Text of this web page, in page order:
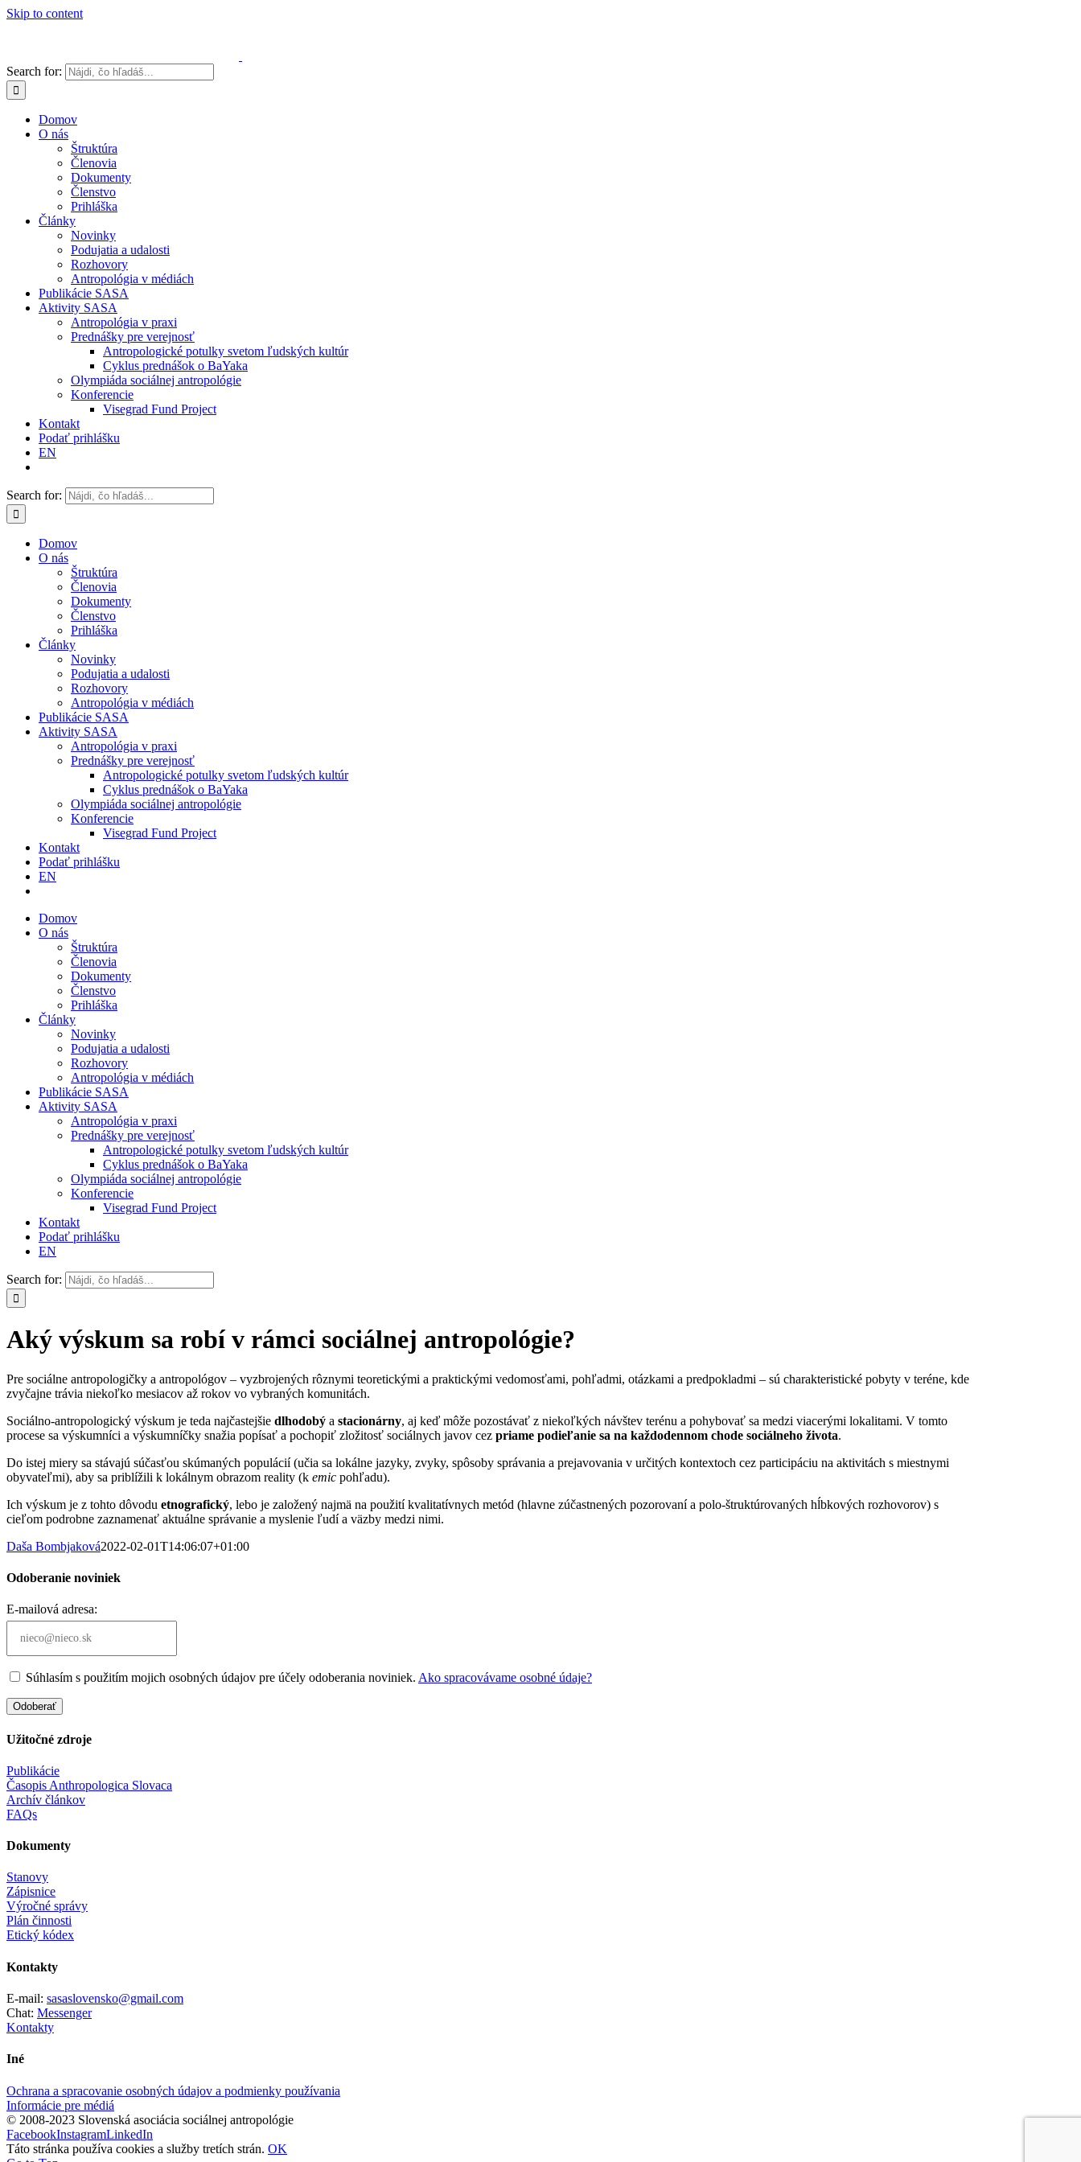
Skip to content
Search for:
Domov
O nás
Štruktúra
Členovia
Dokumenty
Členstvo
Prihláška
Články
Novinky
Podujatia a udalosti
Rozhovory
Antropológia v médiách
Publikácie SASA
Aktivity SASA
Antropológia v praxi
Prednášky pre verejnosť
Antropologické potulky svetom ľudských kultúr
Cyklus prednášok o BaYaka
Olympiáda sociálnej antropológie
Konferencie
Visegrad Fund Project
Kontakt
Podať prihlášku
EN
Search for:
Domov
O nás
Štruktúra
Členovia
Dokumenty
Členstvo
Prihláška
Články
Novinky
Podujatia a udalosti
Rozhovory
Antropológia v médiách
Publikácie SASA
Aktivity SASA
Antropológia v praxi
Prednášky pre verejnosť
Antropologické potulky svetom ľudských kultúr
Cyklus prednášok o BaYaka
Olympiáda sociálnej antropológie
Konferencie
Visegrad Fund Project
Kontakt
Podať prihlášku
EN
Domov
O nás
Štruktúra
Členovia
Dokumenty
Členstvo
Prihláška
Články
Novinky
Podujatia a udalosti
Rozhovory
Antropológia v médiách
Publikácie SASA
Aktivity SASA
Antropológia v praxi
Prednášky pre verejnosť
Antropologické potulky svetom ľudských kultúr
Cyklus prednášok o BaYaka
Olympiáda sociálnej antropológie
Konferencie
Visegrad Fund Project
Kontakt
Podať prihlášku
EN
Search for:
Aký výskum sa robí v rámci sociálnej antropológie?
Pre sociálne antropologičky a antropológov – vyzbrojených rôznymi teoretickými a praktickými vedomosťami, pohľadmi, otázkami a predpokladmi – sú charakteristické pobyty v teréne, kde
zvyčajne trávia niekoľko mesiacov až rokov vo vybraných komunitách.
Sociálno-antropologický výskum je teda najčastejšie dlhodobý a stacionárny, aj keď môže pozostávať z niekoľkých návštev terénu a pohybovať sa medzi viacerými lokalitami. V tomto
procese sa výskumníci a výskumníčky snažia popísať a pochopiť zložitosť sociálnych javov cez priame podieľanie sa na každodennom chode sociálneho života.
Do istej miery sa stávajú súčasťou skúmaných populácií (učia sa lokálne jazyky, zvyky, spôsoby správania a prejavovania v určitých kontextoch cez participáciu na aktivitách s miestnymi
obyvateľmi), aby sa priblížili k lokálnym obrazom reality (k emic pohľadu).
Ich výskum je z tohto dôvodu etnografický, lebo je založený najmä na použití kvalitatívnych metód (hlavne zúčastnených pozorovaní a polo-štruktúrovaných hĺbkových rozhovorov) s
cieľom podrobne zaznamenať aktuálne správanie a myslenie ľudí a väzby medzi nimi.
Daša Bombjaková2022-02-01T14:06:07+01:00
Odoberanie noviniek
E-mailová adresa:
Súhlasím s použitím mojich osobných údajov pre účely odoberania noviniek. Ako spracovávame osobné údaje?
Odoberať
Užitočné zdroje
Publikácie
Časopis Anthropologica Slovaca
Archív článkov
FAQs
Dokumenty
Stanovy
Zápisnice
Výročné správy
Plán činnosti
Etický kódex
Kontakty
E-mail: sasaslovensko@gmail.com
Chat: Messenger
Kontakty
Iné
Ochrana a spracovanie osobných údajov a podmienky používania
Informácie pre médiá
© 2008-2023 Slovenská asociácia sociálnej antropológie
FacebookInstagramLinkedIn
Táto stránka používa cookies a služby tretích strán. OK